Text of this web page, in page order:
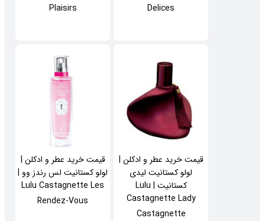
Plaisirs
Delices
قیمت خرید عطر و ادکلن |
لولو کستانیت لس رندز وو |
Lulu Castagnette Les
Rendez-Vous
قیمت خرید عطر و ادکلن |
لولو کستانیت لیدی
کستانیت | Lulu
Castagnette Lady
Castagnette